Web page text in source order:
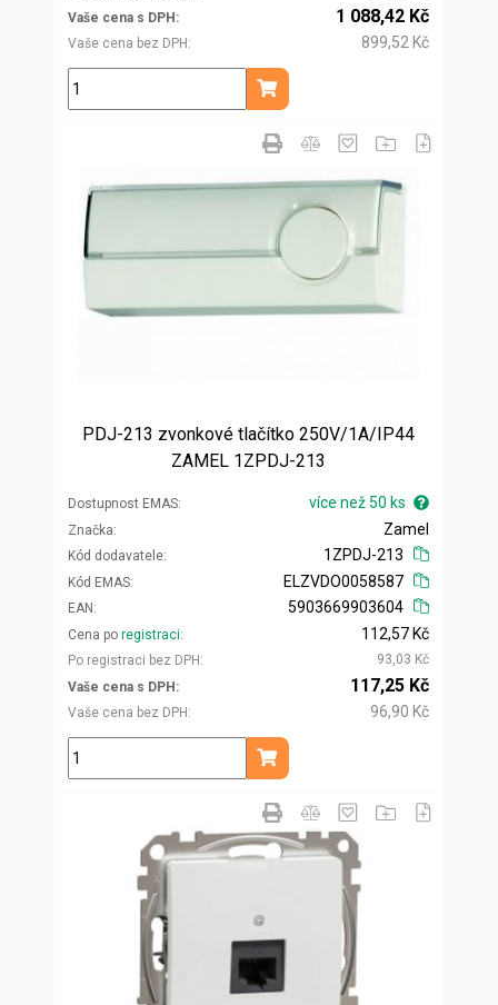
Vaše cena s DPH
Vaše cena bez DPH
1 088,42 Kč
899,52 Kč
ks
Přidat do košíku
PDJ-213 zvonkové tlačítko 250V/1A/IP44
ZAMEL 1ZPDJ-213
Dostupnost EMAS více než 50 ks
Značka
Kód dodavatele
Zamel
1ZPDJ-213
Kód EMAS
EAN
ELZVDO0058587
5903669903604
Cena po registraci
Po registraci bez DPH
112,57 Kč
93,03 Kč
Vaše cena s DPH
Vaše cena bez DPH
117,25 Kč
96,90 Kč
ks
Přidat do košíku